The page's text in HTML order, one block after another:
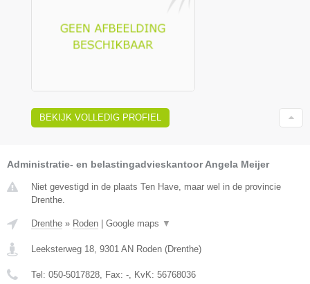
BEKIJK VOLLEDIG PROFIEL
Administratie- en belastingadvieskantoor Angela Meijer
Niet gevestigd in de plaats Ten Have, maar wel in de provincie
Drenthe.
Drenthe » Roden | Google maps ▼
Leeksterweg 18 9301 AN Roden (Drenthe)
Tel: 050-5017828 , Fax: - , KvK: 56768036